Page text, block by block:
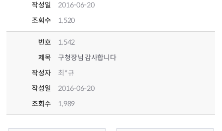
작성일
2016-06-20
조회수
1,520
번호
1,542
제목
구청장님 감사합니다
작성자
최*규
작성일
2016-06-20
조회수
1,989